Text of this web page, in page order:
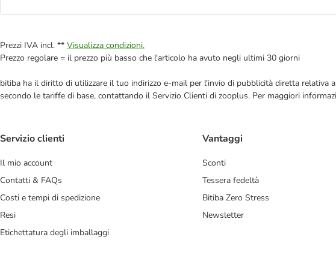
Prezzi IVA incl. ** Visualizza condizioni.
Prezzo regolare = il prezzo più basso che l'articolo ha avuto negli ultimi 30 giorni
bitiba ha il diritto di utilizzare il tuo indirizzo e-mail per l'invio di pubblicità diretta
secondo le tariffe di base, contattando il Servizio Clienti di zooplus. Per maggiori
Servizio clienti
Il mio account
Contatti & FAQs
Costi e tempi di spedizione
Resi
Etichettatura degli imballaggi
Vantaggi
Sconti
Tessera fedeltà
Bitiba Zero Stress
Newsletter